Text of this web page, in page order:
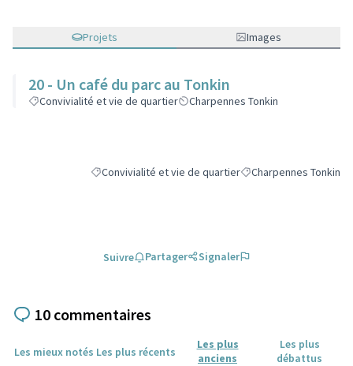
Projets Images
20 - Un café du parc au Tonkin
Convivialité et vie de quartier Charpennes Tonkin
Filtrer les résultats de la catégorie : Convivialité et vie
Convivialité et vie de quartierFiltrer les résultats
Charpennes Tonkin
Suivre Partager Signaler
10 commentaires
Les mieux notés Les plus récents
Les plus
anciens
Les plus
débattus